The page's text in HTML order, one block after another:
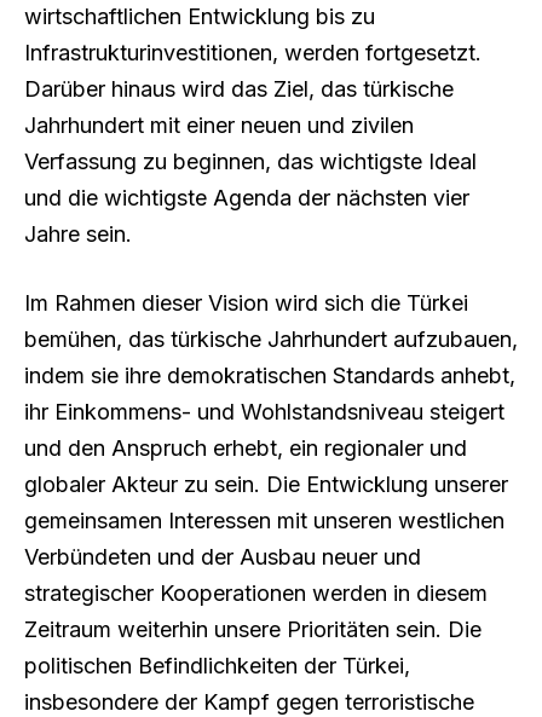
wirtschaftlichen Entwicklung bis zu
Infrastrukturinvestitionen, werden fortgesetzt.
Darüber hinaus wird das Ziel, das türkische
Jahrhundert mit einer neuen und zivilen
Verfassung zu beginnen, das wichtigste Ideal
und die wichtigste Agenda der nächsten vier
Jahre sein.
Im Rahmen dieser Vision wird sich die Türkei
bemühen, das türkische Jahrhundert aufzubauen,
indem sie ihre demokratischen Standards anhebt,
ihr Einkommens- und Wohlstandsniveau steigert
und den Anspruch erhebt, ein regionaler und
globaler Akteur zu sein. Die Entwicklung unserer
gemeinsamen Interessen mit unseren westlichen
Verbündeten und der Ausbau neuer und
strategischer Kooperationen werden in diesem
Zeitraum weiterhin unsere Prioritäten sein. Die
politischen Befindlichkeiten der Türkei,
insbesondere der Kampf gegen terroristische